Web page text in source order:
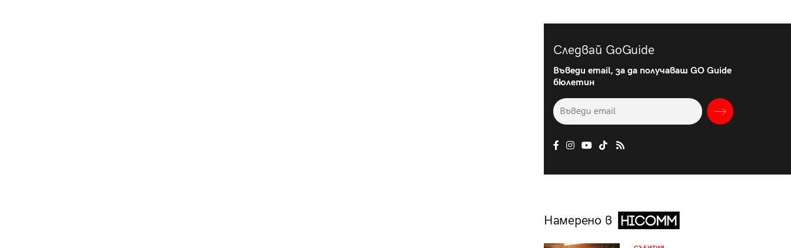
Следвай GoGuide
Въведи email, за да получаваш GO Guide
бюлетин
Намерено в